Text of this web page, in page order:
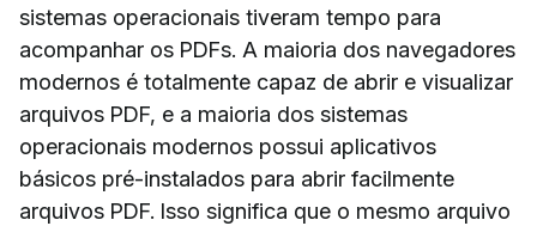
sistemas operacionais tiveram tempo para
acompanhar os PDFs. A maioria dos navegadores
modernos é totalmente capaz de abrir e visualizar
arquivos PDF, e a maioria dos sistemas
operacionais modernos possui aplicativos
básicos pré-instalados para abrir facilmente
arquivos PDF. Isso significa que o mesmo arquivo